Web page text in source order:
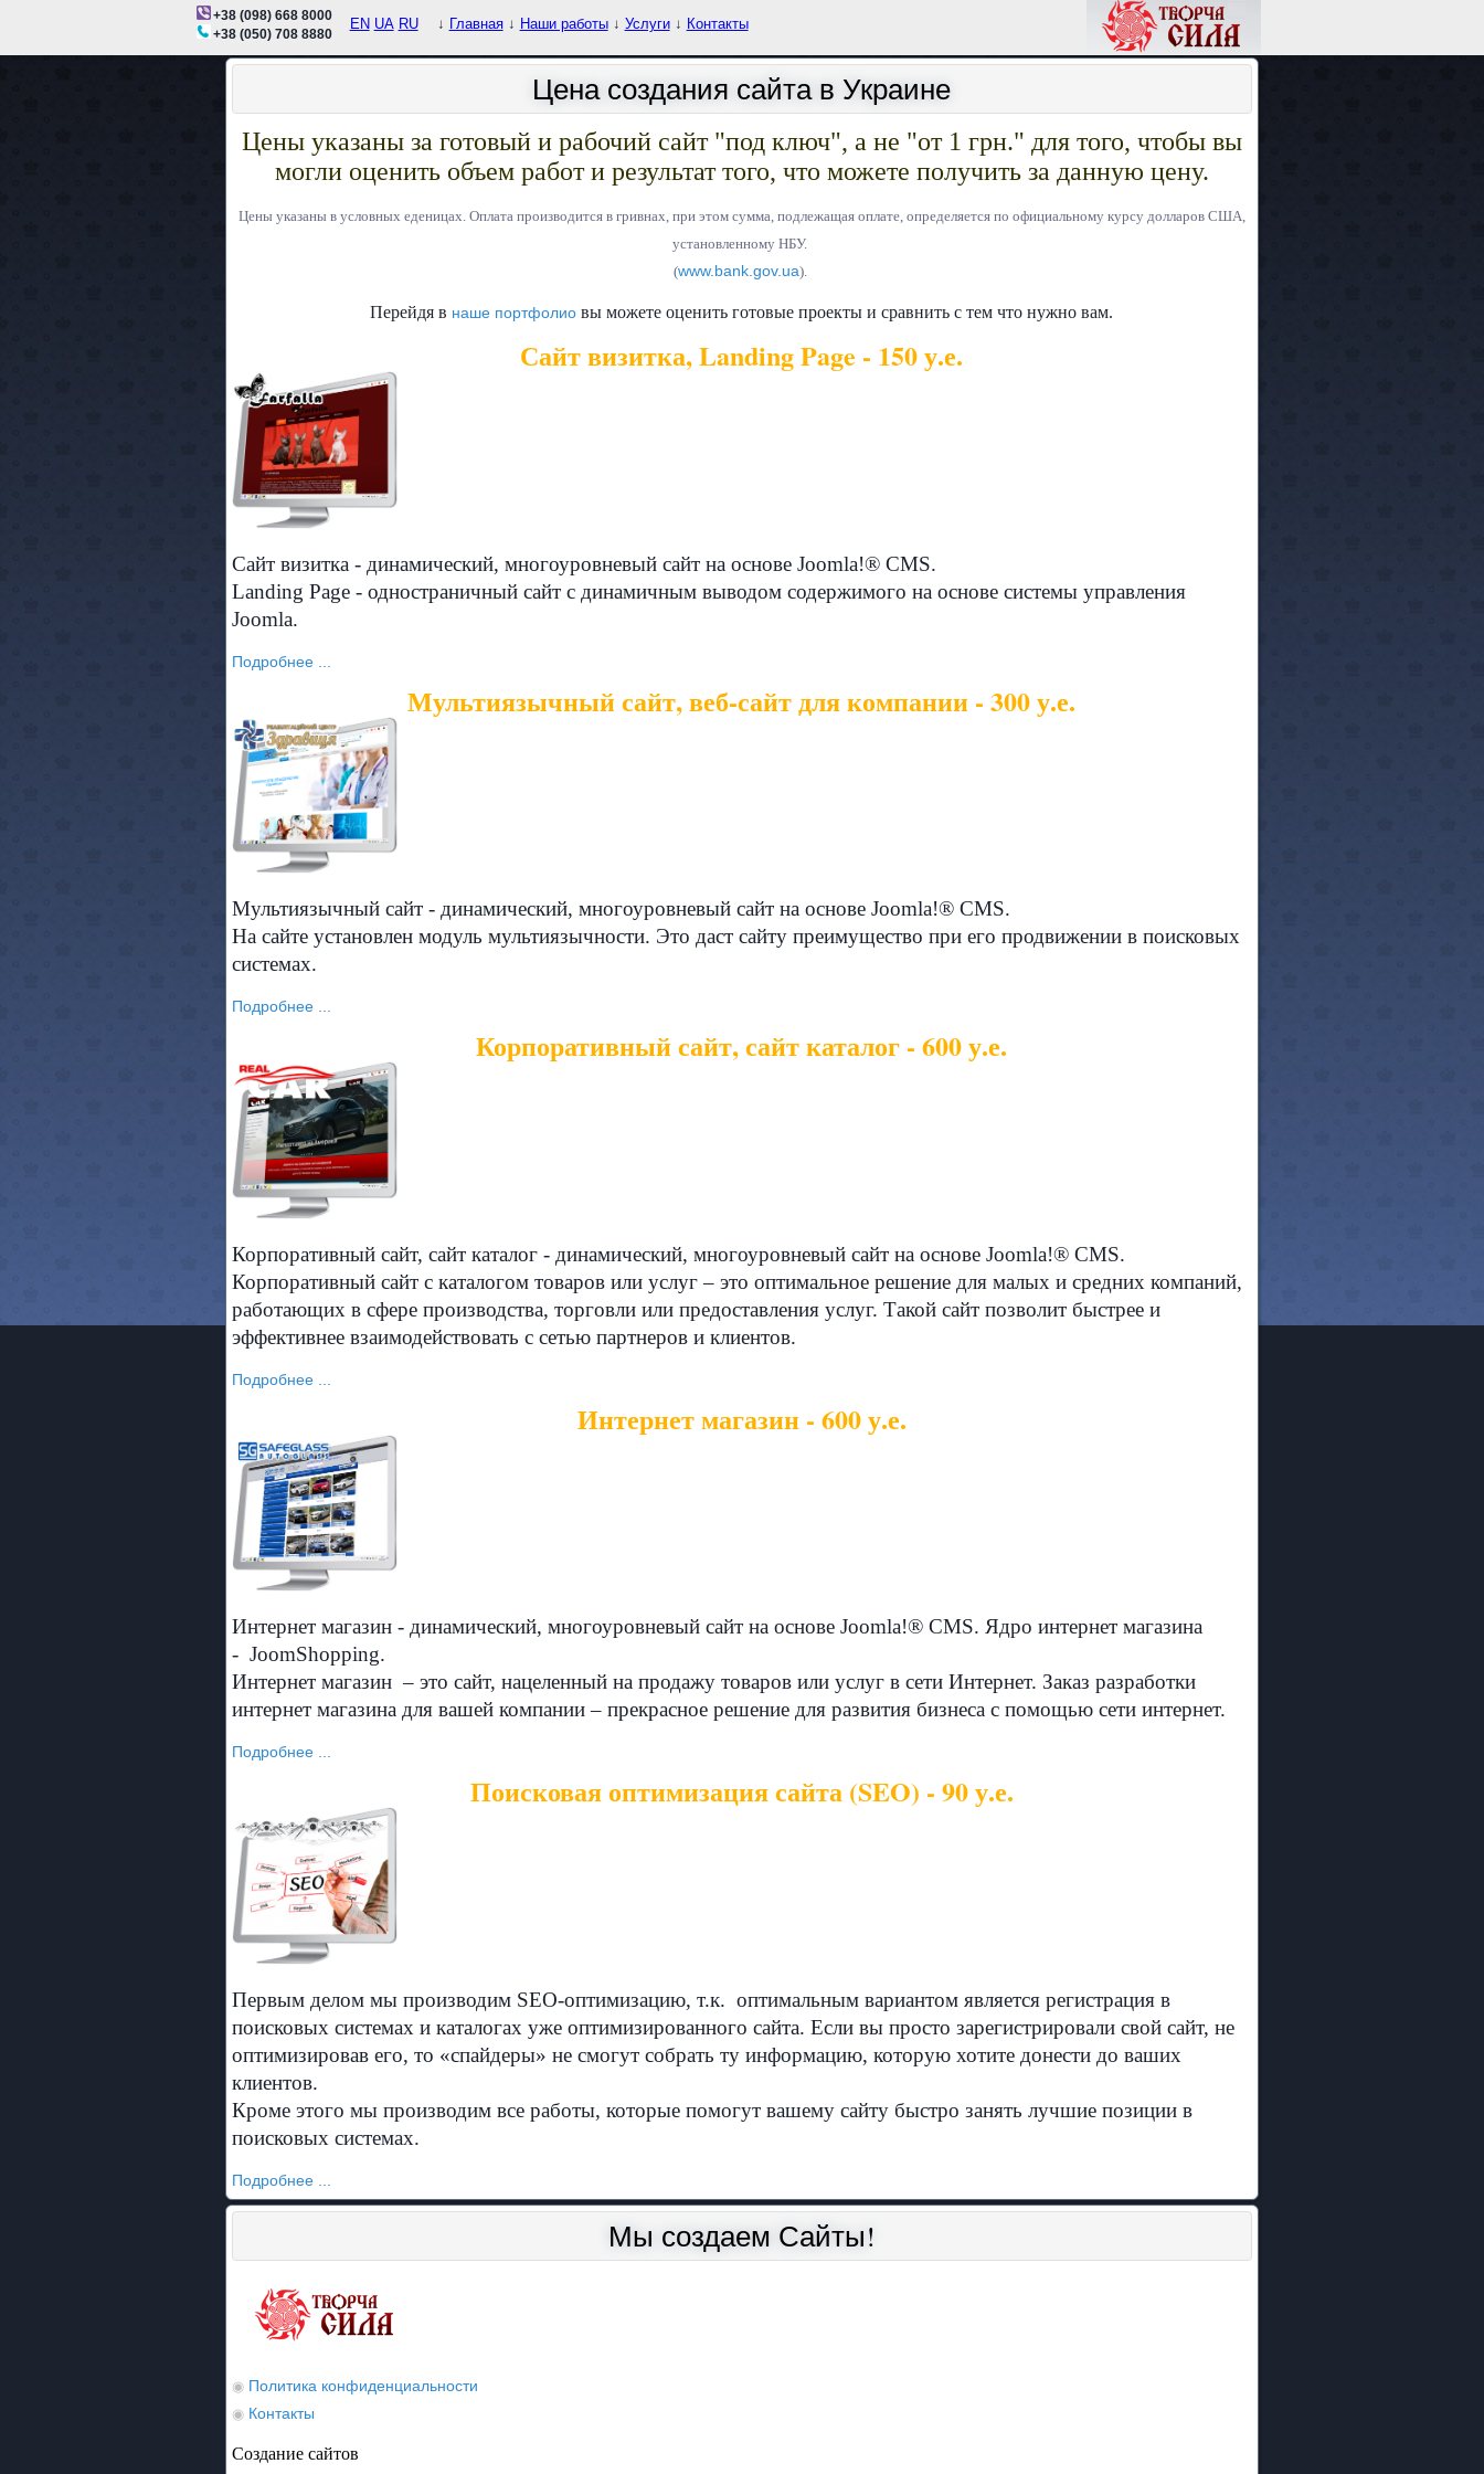
+38 (098) 668 8000
+38 (050) 708 8880
EN UA RU ↓ Главная↓ Наши работы↓ Услуги↓ Контакты
Цена создания сайта в Украине
Цены указаны за готовый и рабочий сайт "под ключ", а не "от 1 грн." для того, чтобы вы
могли оценить объем работ и результат того, что можете получить за данную цену.
Цены указаны в условных еденицах. Оплата производится в гривнах, при этом сумма, подлежащая оплате, определяется по официальному курсу долларов США,
установленному НБУ.
(www.bank.gov.ua).
Перейдя в наше портфолио вы можете оценить готовые проекты и сравнить с тем что нужно вам.
Сайт визитка, Landing Page - 150 у.е.
Сайт визитка - динамический, многоуровневый сайт на основе Joomla!® CMS.
Landing Page - одностраничный сайт с динамичным выводом содержимого на основе системы управления
Joomla.
Подробнее ...
Мультиязычный сайт, веб-сайт для компании - 300 у.е.
Мультиязычный сайт - динамический, многоуровневый сайт на основе Joomla!® CMS.
На сайте установлен модуль мультиязычности. Это даст сайту преимущество при его продвижении в поисковых
системах.
Подробнее ...
Корпоративный сайт, сайт каталог - 600 у.е.
Корпоративный сайт, сайт каталог - динамический, многоуровневый сайт на основе Joomla!® CMS.
Корпоративный сайт с каталогом товаров или услуг – это оптимальное решение для малых и средних компаний,
работающих в сфере производства, торговли или предоставления услуг. Такой сайт позволит быстрее и
эффективнее взаимодействовать с сетью партнеров и клиентов.
Подробнее ...
Интернет магазин - 600 у.е.
Интернет магазин - динамический, многоуровневый сайт на основе Joomla!® CMS. Ядро интернет магазина
- JoomShopping.
Интернет магазин – это сайт, нацеленный на продажу товаров или услуг в сети Интернет. Заказ разработки
интернет магазина для вашей компании – прекрасное решение для развития бизнеса с помощью сети интернет.
Подробнее ...
Поисковая оптимизация сайта (SEO) - 90 у.е.
Первым делом мы производим SEO-оптимизацию, т.к. оптимальным вариантом является регистрация в
поисковых системах и каталогах уже оптимизированного сайта. Если вы просто зарегистрировали свой сайт, не
оптимизировав его, то «спайдеры» не смогут собрать ту информацию, которую хотите донести до ваших
клиентов.
Кроме этого мы производим все работы, которые помогут вашему сайту быстро занять лучшие позиции в
поисковых системах.
Подробнее ...
Мы создаем Сайты!
◉ Политика конфиденциальности
◉ Контакты
Создание сайтов